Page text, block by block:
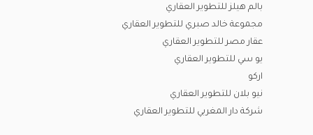
بالم هيلز للتطوير العقاري
مجموعة خالد صبري للتطوير العقاري
عقار مصر للتطوير العقاري
يو سي للتطوير العقاري
اركو
نيو بلان للتطوير العقاري
شركة دار المغربي للتطوير العقاري